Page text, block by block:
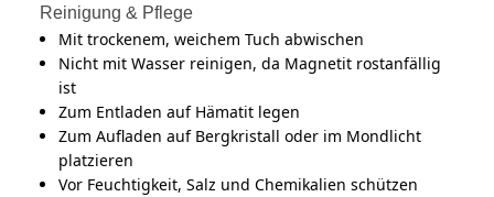
Reinigung & Pflege
Mit trockenem, weichem Tuch abwischen
Nicht mit Wasser reinigen, da Magnetit rostanfällig
ist
Zum Entladen auf Hämatit legen
Zum Aufladen auf Bergkristall oder im Mondlicht
platzieren
Vor Feuchtigkeit, Salz und Chemikalien schützen